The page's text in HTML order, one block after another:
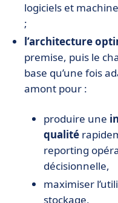
logiciels et
;
l’architecture
premise, puis le
base qu’une fois
amont pour :
produire une
qualité
reporting
décisionnelle,
maximiser
stockage,